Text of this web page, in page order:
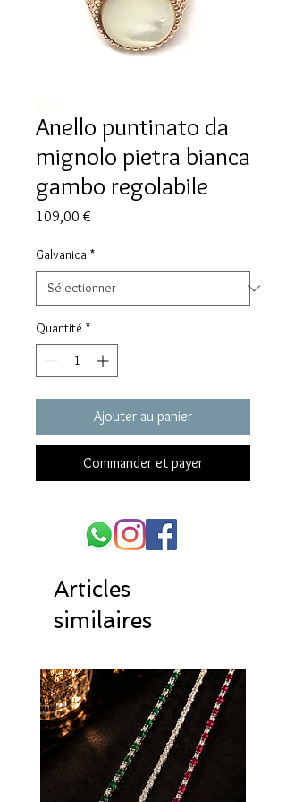
Anello puntinato da
mignolo pietra bianca
gambo regolabile
109,00 €
Galvanica *
Quantité *
Ajouter au panier
Commander et payer
Articles
similaires